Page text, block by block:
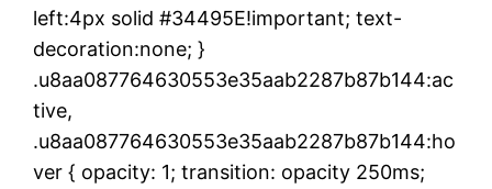
left:4px solid #34495E!important; text-
decoration:none; }
.u8aa087764630553e35aab2287b87b144:ac
tive,
.u8aa087764630553e35aab2287b87b144:ho
ver { opacity: 1; transition: opacity 250ms;